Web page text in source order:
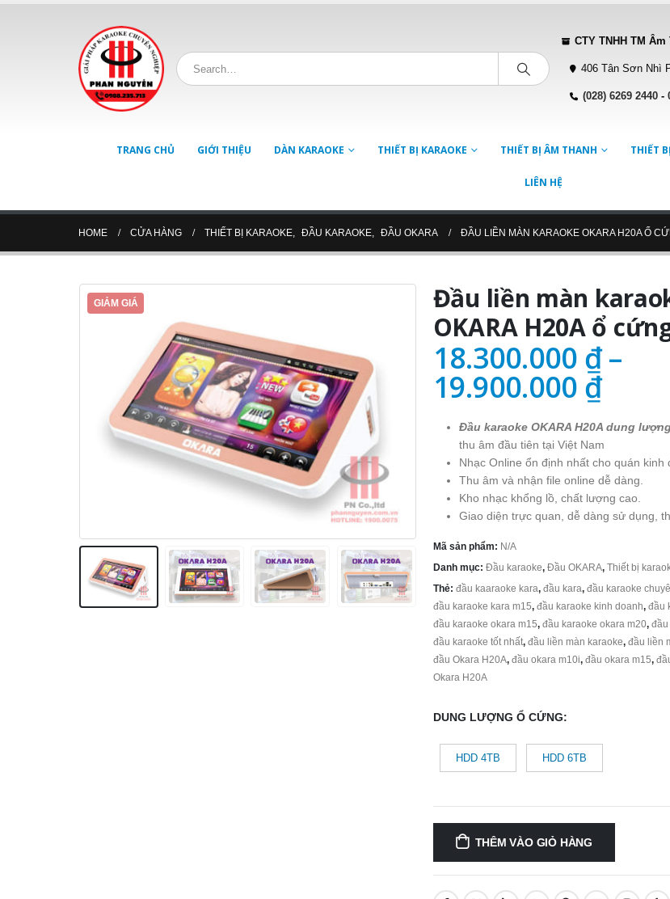
CTY TNHH TM
406 Tân Sơn Nhì
(028) 6269 2440 -
TRANG CHỦ GIỚI THIỆU DÀN KARAOKE THIẾT BỊ KARAOKE THIẾT BỊ ÂM THANH THIẾT
LIÊN HỆ
HOME CỬA HÀNG THIẾT BỊ KARAOKE, ĐẦU KARAOKE, ĐẦU OKARA ĐẦU LIỀN MÀN KARAOKE OKARA H20A Ổ
GIẢM GIÁ
Đầu liền màn
OKARA H20A ổ
18.300.000 ₫–
19.900.000 ₫
Đầu karaoke OKARA H20A dung
thu âm đầu tiên tại Việt Nam
Nhạc Online ổn định nhất cho quán kinh
Thu âm và nhận file online dễ dàng.
Kho nhạc khổng lồ, chất lượng cao.
Giao diện trực quan, dễ dàng sử dụng,
Mã sản phẩm: N/A
Danh mục: Đầu karaoke, Đầu OKARA, Thiết bị
Thẻ: đầu kaaraoke kara, đầu kara, đầu karaoke
đầu karaoke kara m15, đầu karaoke kinh doanh, đầu
đầu karaoke okara m15, đầu karaoke okara m20, đầu
đầu karaoke tốt nhất, đầu liền màn karaoke, đầu liền
đầu Okara H20A, đầu okara m10i, đầu okara m15,
Okara H20A
DUNG LƯỢNG Ổ CỨNG
HDD 4TB HDD 6TB
THÊM VÀO GIỎ HÀNG